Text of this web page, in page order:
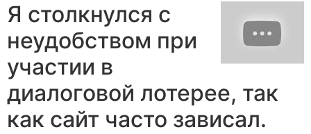
Я столкнулся с
неудобством при
участии в
диалоговой лотерее, так
как сайт часто зависал.